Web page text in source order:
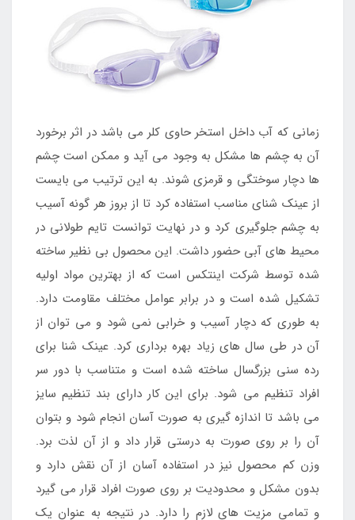
زمانی که آب داخل استخر حاوی کلر می باشد در اثر برخورد
آن به چشم ها مشکل به وجود می آید و ممکن است چشم
ها دچار سوختگی و قرمزی شوند. به این ترتیب می بایست
از عینک شنای مناسب استفاده کرد تا از بروز هر گونه آسیب
به چشم جلوگیری کرد و در نهایت توانست تایم طولانی در
محیط های آبی حضور داشت. این محصول بی نظیر ساخته
شده توسط شرکت اینتکس است که از بهترین مواد اولیه
تشکیل شده است و در برابر عوامل مختلف مقاومت دارد.
به طوری که دچار آسیب و خرابی نمی شود و می توان از
آن در طی سال های زیاد بهره برداری کرد. عینک شنا برای
رده سنی بزرگسال ساخته شده است و متناسب با دور سر
افراد تنظیم می شود. برای این کار دارای بند تنظیم سایز
می باشد تا اندازه گیری به صورت آسان انجام شود و بتوان
آن را بر روی صورت به درستی قرار داد و از آن لذت برد.
وزن کم محصول نیز در استفاده آسان از آن نقش دارد و
بدون مشکل و محدودیت بر روی صورت افراد قرار می گیرد
و تمامی مزیت های لازم را دارد. در نتیجه به عنوان یک